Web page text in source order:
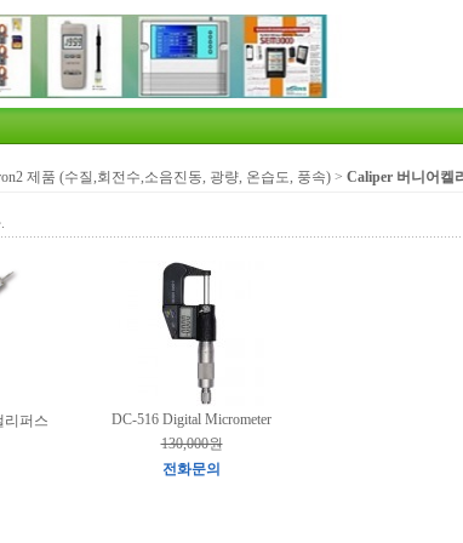
제품 (수질,회전수,소음진동, 광량, 온습도, 풍속) > Caliper 버니어켈
리퍼스
DC-516 Digital Micrometer
130,000원
전화문의